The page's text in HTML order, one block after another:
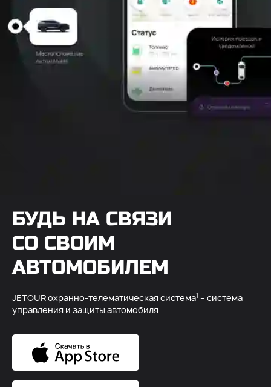
БУДЬ НА СВЯЗИ
СО СВОИМ
АВТОМОБИЛЕМ
JETOUR охранно-телематическая система1 – система
управления и защиты автомобиля